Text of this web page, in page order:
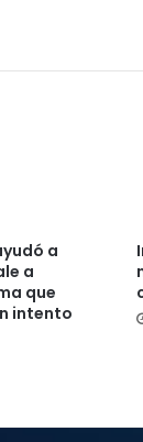
a
a
que
intento